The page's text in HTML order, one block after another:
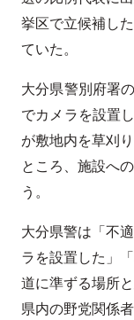
挙区で立候補し
ていた。
大分県警別府署
でカメラを設置
が敷地内を草刈
ところ、施設へ
う。
大分県警は「不
ラを設置した」
道に準ずる場所
県内の野党関係